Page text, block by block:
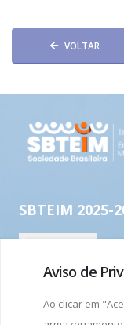
VOLTAR
Aviso de
Ao clicar em